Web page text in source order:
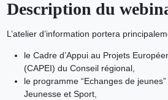
Description du
L’atelier d’information portera
le Cadre d’Appui au Projets
(CAPEI) du Conseil régional,
le programme “Echanges de
Jeunesse et Sport,